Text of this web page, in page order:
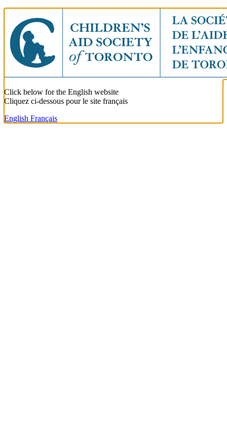
Click below for the English website
Cliquez ci-dessous pour le site français
English Français